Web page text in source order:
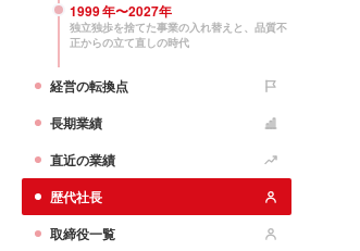
1999年〜2027年
独立独歩を捨てた事業の入れ替えと、品質不
正からの立て直しの時代
経営の転換点
長期業績
直近の業績
歴代社長
取締役一覧